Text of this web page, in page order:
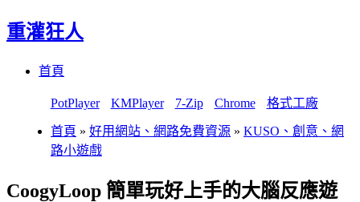
重灌狂人
首頁
PotPlayer KMPlayer 7-Zip Chrome 格式工廠
首頁 » 好用網站、網路免費資源 » KUSO、創意、網
路小遊戲
CoogyLoop 簡單玩好上手的大腦反應遊